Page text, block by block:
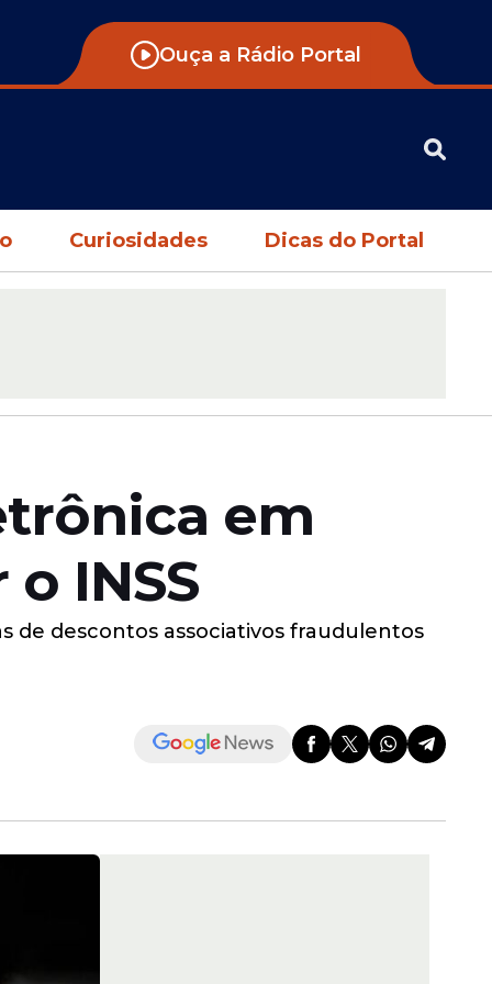
Ouça a Rádio Portal
Curiosidades Dicas do Portal
em
INSS
de descontos associativos fraudulentos